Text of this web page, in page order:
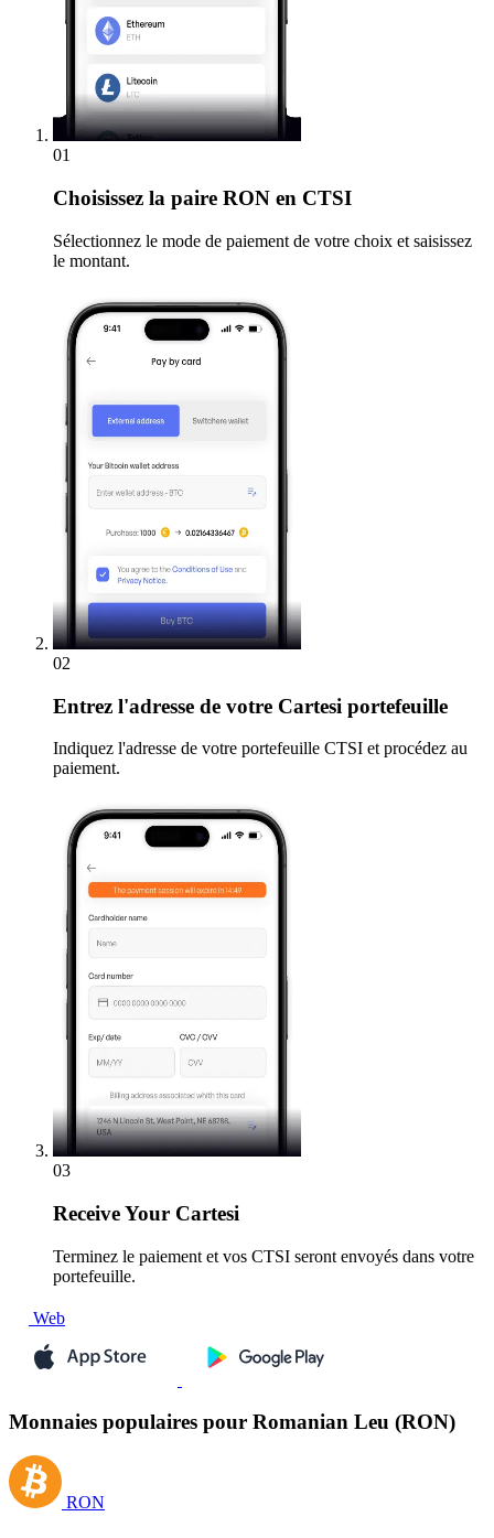
01
Choisissez la paire RON en CTSI
Sélectionnez le mode de paiement de votre choix et saisissez
le montant.
02
Entrez l'adresse de votre Cartesi portefeuille
Indiquez l'adresse de votre portefeuille CTSI et procédez au
paiement.
03
ReceiveYour Cartesi
Terminez le paiement et vos CTSI seront envoyés dans votre
portefeuille.
Web
Monnaies populaires pour Romanian Leu (RON)
RON